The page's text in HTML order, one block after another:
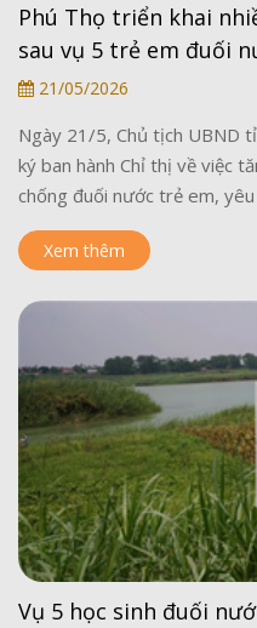
Phú Thọ triển khai
sau vụ 5 trẻ em đuối
21/05/2026
Ngày 21/5, Chủ tịch UBND
ký ban hành Chỉ thị về việc
chống đuối nước trẻ em, yêu
Xem thêm
Vụ 5 học sinh đuối